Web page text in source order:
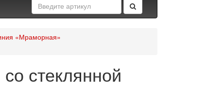
«Мраморная»
стеклянной